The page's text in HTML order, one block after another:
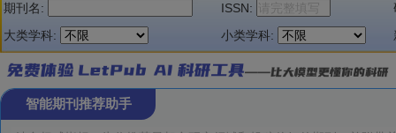
期刊名: ISSN:
大类学科:
小类学科:
智能期刊推荐助手